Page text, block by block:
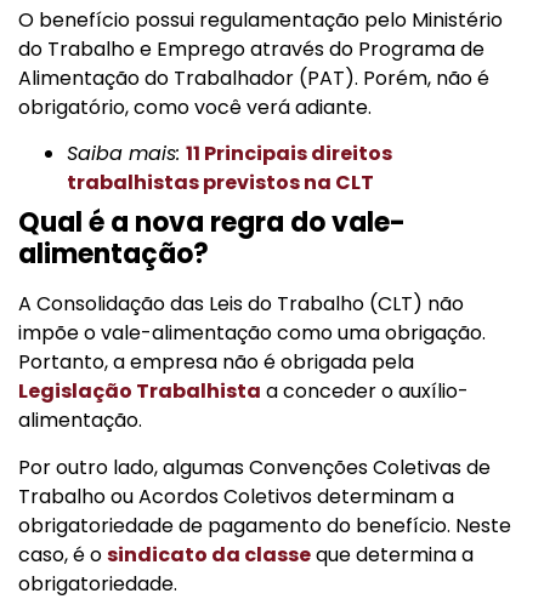
O benefício possui regulamentação pelo Ministério
do Trabalho e Emprego através do Programa de
Alimentação do Trabalhador (PAT). Porém, não é
obrigatório, como você verá adiante.
Saiba mais: 11 Principais direitos
trabalhistas previstos na CLT
Qual é a nova regra do vale-
alimentação?
A Consolidação das Leis do Trabalho (CLT) não
impõe o vale-alimentação como uma obrigação.
Portanto, a empresa não é obrigada pela
Legislação Trabalhista a conceder o auxílio-
alimentação.
Por outro lado, algumas Convenções Coletivas de
Trabalho ou Acordos Coletivos determinam a
obrigatoriedade de pagamento do benefício. Neste
caso, é osindicato da classeque determina a
obrigatoriedade.